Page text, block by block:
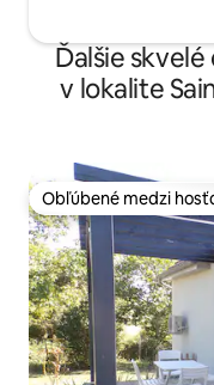
Ďalšie
v lokalite
Obľúbené medzi
Obľúbené medzi